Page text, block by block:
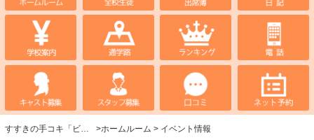
すすきの手コキ「ビデオdeはんど」 ホームルーム イベント情報